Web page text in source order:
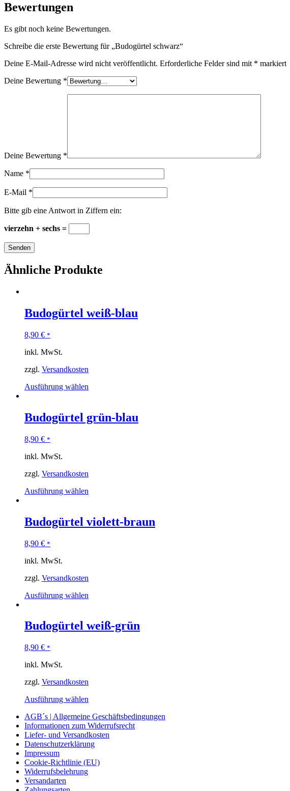
Bewertungen
Es gibt noch keine Bewertungen.
Schreibe die erste Bewertung für „Budogürtel schwarz“
Deine E-Mail-Adresse wird nicht veröffentlicht. Erforderliche Felder sind mit * markiert
Deine Bewertung *
Deine Bewertung *
Name *
E-Mail *
Bitte gib eine Antwort in Ziffern ein:
vierzehn + sechs =
Ähnliche Produkte
Budogürtel weiß-blau
8,90 € *
inkl. MwSt.
zzgl. Versandkosten
Ausführung wählen
Budogürtel grün-blau
8,90 € *
inkl. MwSt.
zzgl. Versandkosten
Ausführung wählen
Budogürtel violett-braun
8,90 € *
inkl. MwSt.
zzgl. Versandkosten
Ausführung wählen
Budogürtel weiß-grün
8,90 € *
inkl. MwSt.
zzgl. Versandkosten
Ausführung wählen
AGB´s | Allgemeine Geschäftsbedingungen
Informationen zum Widerrufsrecht
Liefer- und Versandkosten
Datenschutzerklärung
Impressum
Cookie-Richtlinie (EU)
Widerrufsbelehrung
Versandarten